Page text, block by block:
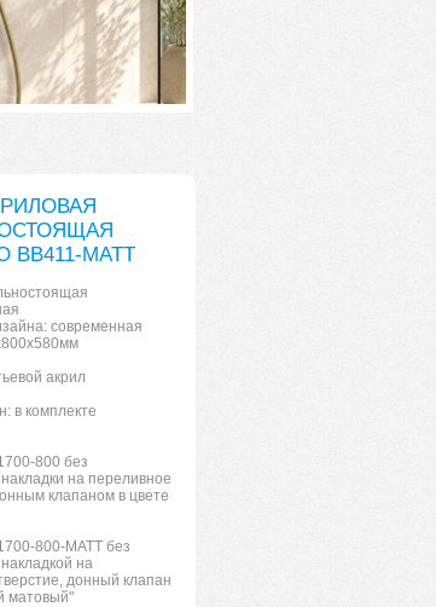
ВВ411-MATT
современная
акрил
в комплекте
800 без
на переливное
клапаном в цвете
800-MATT без
на
донный клапан
матовый"